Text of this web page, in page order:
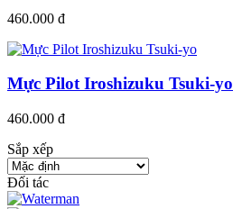
460.000 đ
Mực Pilot Iroshizuku Tsuki-yo
460.000 đ
Sắp xếp
Đối tác